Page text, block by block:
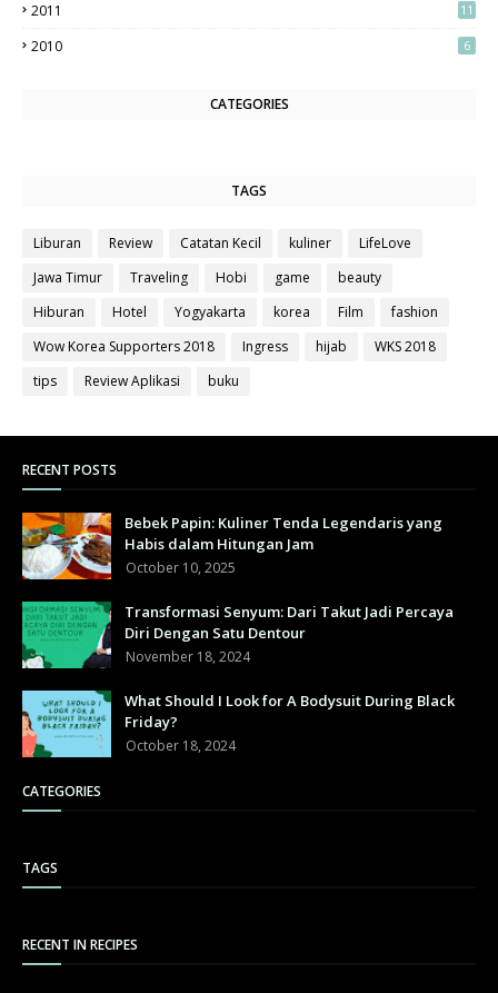
2011 11
2010 6
CATEGORIES
TAGS
Liburan Review Catatan Kecil kuliner
LifeLove
Jawa Timur
Traveling Hobi game
beauty
Hiburan
Hotel Yogyakarta korea Film
fashion
Wow Korea Supporters 2018
Ingress hijab
WKS 2018
tips
Review Aplikasi buku
RECENT POSTS
Bebek Papin: Kuliner Tenda Legendaris yang
Habis dalam Hitungan Jam
October 10, 2025
Transformasi Senyum: Dari Takut Jadi Percaya
Diri Dengan Satu Dentour
November 18, 2024
What Should I Look for A Bodysuit During Black
Friday?
October 18, 2024
CATEGORIES
TAGS
RECENT IN RECIPES